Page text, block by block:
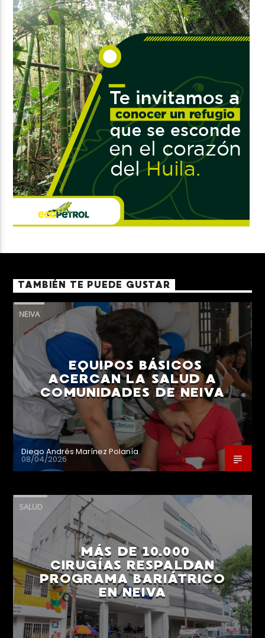
TAMBIÉN TE PUEDE GUSTAR
NEIVA
EQUIPOS BÁSICOS
ACERCAN LA SALUD A
COMUNIDADES DE NEIVA
Diego Andrés Marínez Polanía
08/04/2026
SALUD
MÁS DE 10.000
CIRUGÍAS RESPALDAN
PROGRAMA BARIÁTRICO
EN NEIVA